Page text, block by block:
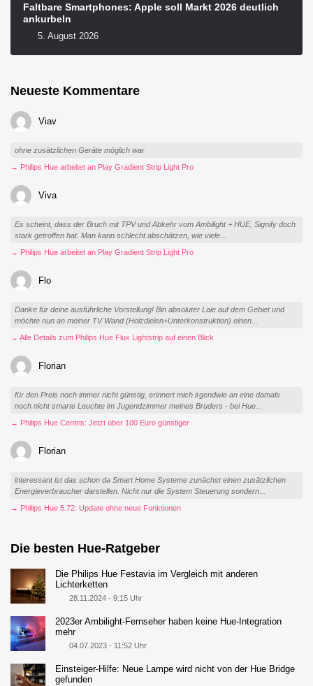
Faltbare Smartphones: Apple soll Markt 2026 deutlich
ankurbeln
5. August 2026
Neueste Kommentare
Viav
ohne zusätzlichen Geräte möglich war
→ Philips Hue arbeitet an Play Gradient Strip Light Pro
Viva
Es scheint, dass der Bruch mit TPV und Abkehr vom Ambilight + HUE, Signify doch
stark getroffen hat. Man kann schlecht abschätzen, wie viele...
→ Philips Hue arbeitet an Play Gradient Strip Light Pro
Flo
Danke für deine ausführliche Vorstellung! Bin absoluter Laie auf dem Gebiet und
möchte nun an meiner TV Wand (Holzdielen+Unterkonstruktion) einen...
→ Alle Details zum Philips Hue Flux Lightstrip auf einen Blick
Florian
für den Preis noch immer nicht günstig, erinnert mich irgendwie an eine damals
noch nicht smarte Leuchte im Jugendzimmer meines Bruders - bei Hue...
→ Philips Hue Centris: Jetzt über 100 Euro günstiger
Florian
interessant ist das schon da Smart Home Systeme zunächst einen zusätzlichen
Energieverbraucher darstellen. Nicht nur die System Steuerung sondern...
→ Philips Hue 5.72: Update ohne neue Funktionen
Die besten Hue-Ratgeber
Die Philips Hue Festavia im Vergleich mit anderen
Lichterketten
28.11.2024 - 9:15 Uhr
2023er Ambilight-Fernseher haben keine Hue-Integration
mehr
04.07.2023 - 11:52 Uhr
Einsteiger-Hilfe: Neue Lampe wird nicht von der Hue Bridge
gefunden